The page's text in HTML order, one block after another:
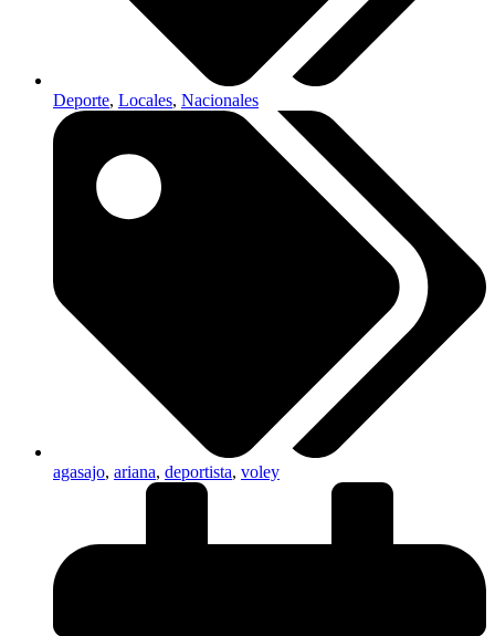
Deporte, Locales, Nacionales
agasajo, ariana, deportista, voley